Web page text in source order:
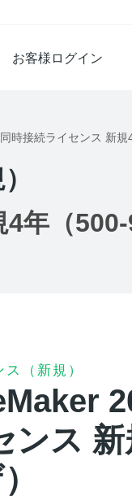
お客様ログイン
時接続ライセンス 新規
（500-
（新規）
ンス